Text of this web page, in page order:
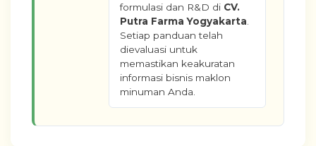
formulasi dan R&D di CV.
Putra Farma Yogyakarta
Setiap panduan telah
dievaluasi untuk
memastikan keakuratan
informasi bisnis maklon
minuman Anda.